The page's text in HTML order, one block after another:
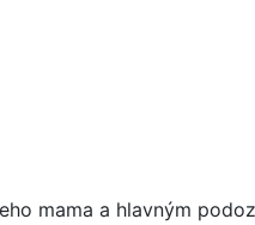
mama a hlavným